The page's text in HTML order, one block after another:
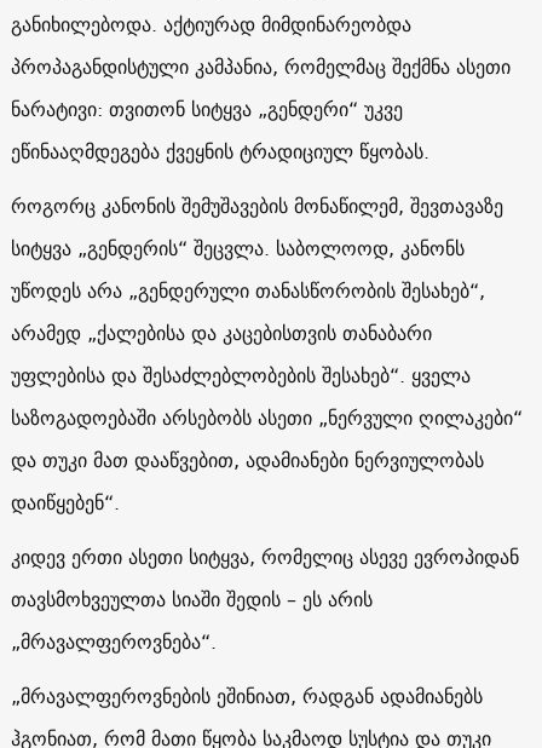
განიხილებოდა. აქტიურად მიმდინარეობდა
პროპაგანდისტული კამპანია, რომელმაც შექმნა ასეთი
ნარატივი: თვითონ სიტყვა „გენდერი“ უკვე
ეწინააღმდეგება ქვეყნის ტრადიციულ წყობას.
როგორც კანონის შემუშავების მონაწილემ, შევთავაზე
სიტყვა „გენდერის“ შეცვლა. საბოლოოდ, კანონს
უწოდეს არა „გენდერული თანასწორობის შესახებ“,
არამედ „ქალებისა და კაცებისთვის თანაბარი
უფლებისა და შესაძლებლობების შესახებ“. ყველა
საზოგადოებაში არსებობს ასეთი „ნერვული ღილაკები“
და თუკი მათ დააწვებით, ადამიანები ნერვიულობას
დაიწყებენ“.
კიდევ ერთი ასეთი სიტყვა, რომელიც ასევე ევროპიდან
თავსმოხვეულთა სიაში შედის – ეს არის
„მრავალფეროვნება“.
„მრავალფეროვნების ეშინიათ, რადგან ადამიანებს
ჰგონიათ, რომ მათი წყობა საკმაოდ სუსტია და თუკი